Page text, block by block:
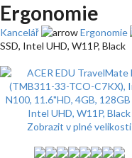
Ergonomie
Kancelář Ergonomie
SSD, Intel UHD, W11P, Black
Zobrazit v plné velikosti